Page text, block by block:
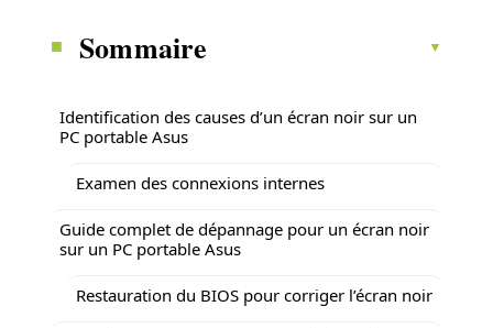
Sommaire
Identification des causes d’un écran noir sur un
PC portable Asus
Examen des connexions internes
Guide complet de dépannage pour un écran noir
sur un PC portable Asus
Restauration du BIOS pour corriger l’écran noir